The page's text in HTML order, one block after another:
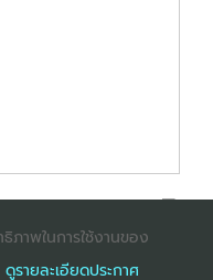
ภาพในการใช้งานของ
ดูรายละเอียดประกาศ